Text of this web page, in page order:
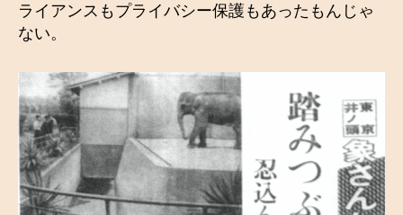
ライアンスもプライバシー保護もあったもんじゃ
ない。